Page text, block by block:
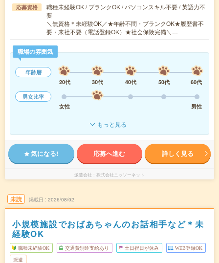
応募資格
職種未経験OK / ブランクOK / パソコンスキル不要 / 英語力不
要
＼無資格＊未経験OK／★年齢不問・ブランクOK★履歴書不
要・来社不要（電話登録OK）★社会保険完備＼…
職場の雰囲気
年齢層
20代
30代 40代 50代
60代
男女比率
女性
男性
もっと見る
気になる! 応募へ進む 詳しく見る
派遣会社 株式会社ニッソーネット
未読 掲載日 2026/08/02
小規模施設でおばあちゃんのお話相手など＊未
経験OK
職種未経験OK 交通費別途支給あり 土日祝日が休み WEB登録OK
派遣